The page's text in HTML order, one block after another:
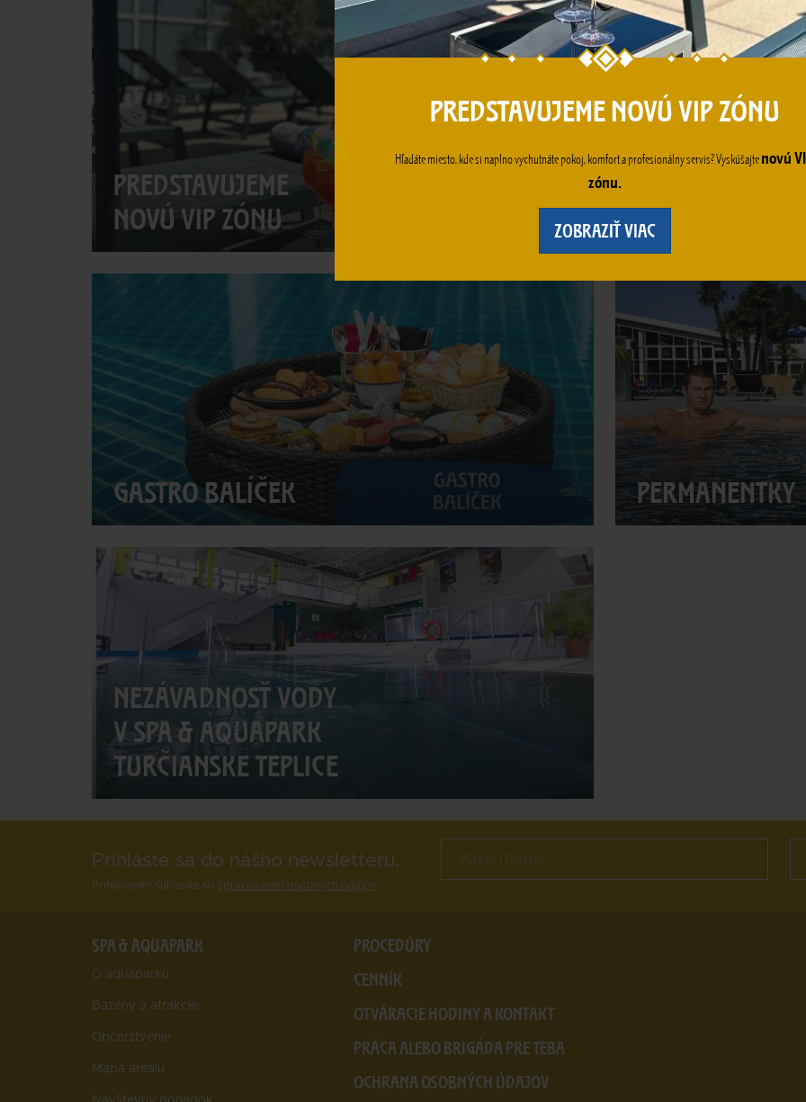
PREDSTAVUJEME NOVÚ VIP ZÓNU
Hľadáte miesto, kde si naplno vychutnáte pokoj, komfort a profesionálny servis? Vyskúšajtenovú
zónu.
ZOBRAZIŤ VIAC
PREDSTAVUJEME
NOVÚ VIP ZÓNU
DETSKÉ VSTUPY
GASTRO BALÍČEK PERMANENTKY
NEZÁVADNOSŤ VODY
V SPA & AQUAPARK
TURČIANSKE TEPLICE
Prihláste sa do nášho newsletteru.
Prihlásením súhlasíte so spracúvaním osobných údajov
SPA & AQUAPARK
O aquaparku
Bazény a atrakcie
Občerstvenie
Mapa areálu
PROCEDÚRY
CENNÍK
OTVÁRACIE HODINY A KONTAKT
PRÁCA ALEBO BRIGÁDA PRE TEBA
OCHRANA OSOBNÝCH ÚDAJOV